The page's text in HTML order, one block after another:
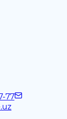
77